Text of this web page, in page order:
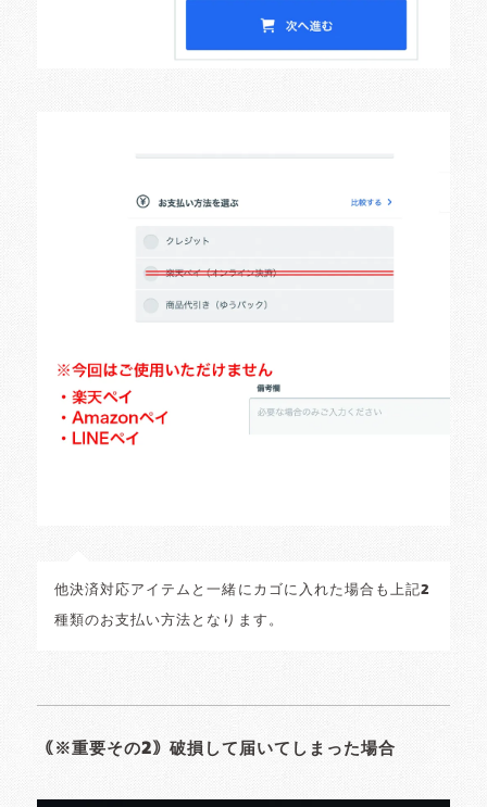
他決済対応アイテムと一緒にカゴに入れた場合も上記2
種類のお支払い方法となります。
｟※重要その2｠破損して届いてしまった場合